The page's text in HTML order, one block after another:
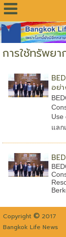
การใช้ทรัพย
อย่
Use
แลก
Copyright © 2017
Bangkok Life News